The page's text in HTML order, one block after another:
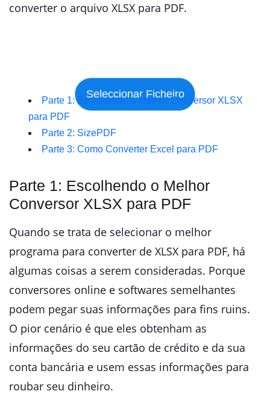
converter o arquivo XLSX para PDF.
Parte 1: Escolhendo o Melhor Conversor XLSX
para PDF
Parte 2: SizePDF
Parte 3: Como Converter Excel para PDF
Parte 1: Escolhendo o Melhor
Conversor XLSX para PDF
Quando se trata de selecionar o melhor
programa para converter de XLSX para PDF, há
algumas coisas a serem consideradas. Porque
conversores online e softwares semelhantes
podem pegar suas informações para fins ruins.
O pior cenário é que eles obtenham as
informações do seu cartão de crédito e da sua
conta bancária e usem essas informações para
roubar seu dinheiro.